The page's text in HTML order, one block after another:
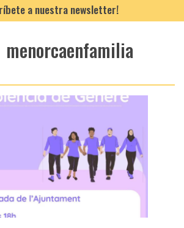
a nuestra newsletter!
menorcaenfamilia